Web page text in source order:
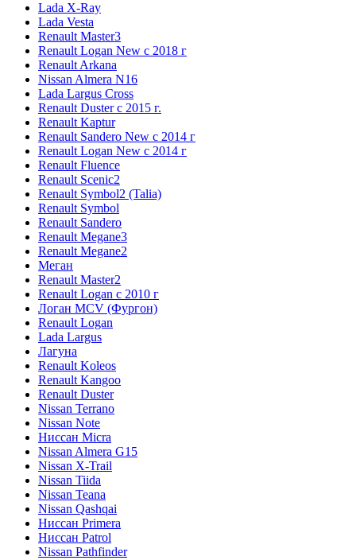
Lada X-Ray
Lada Vesta
Renault Master3
Renault Logan New с 2018 г
Renault Arkana
Nissan Almera N16
Lada Largus Cross
Renault Duster с 2015 г.
Renault Kaptur
Renault Sandero New с 2014 г
Renault Logan New с 2014 г
Renault Fluence
Renault Scenic2
Renault Symbol2 (Talia)
Renault Symbol
Renault Sandero
Renault Megane3
Renault Megane2
Меган
Renault Master2
Renault Logan c 2010 г
Логан МСV (Фургон)
Renault Logan
Lada Largus
Лагуна
Renault Koleos
Renault Kangoo
Renault Duster
Nissan Terrano
Nissan Note
Ниссан Micra
Nissan Almera G15
Nissan X-Trail
Nissan Tiida
Nissan Teana
Nissan Qashqai
Ниссан Primera
Ниссан Patrol
Nissan Pathfinder